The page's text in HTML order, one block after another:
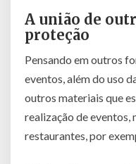
A união de
proteção
Pensando em outros
eventos, além do uso
outros materiais que
realização de eventos,
restaurantes, por